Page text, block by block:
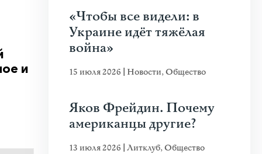
и
«Чтобы все видели: в
Украине идёт тяжёлая
война»
15 июля 2026 Новости,Общество
Яков Фрейдин. Почему
американцы другие?
13 июля 2026 Литклуб,Общество